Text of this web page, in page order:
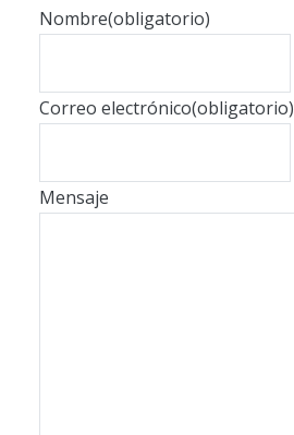
Nombre(obligatorio)
Correo electrónico(obligatorio)
Mensaje